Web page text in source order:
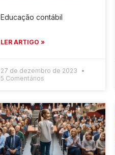
Educação contábil
LER ARTIGO »
27 de dezembro de 2023
5 Comentários